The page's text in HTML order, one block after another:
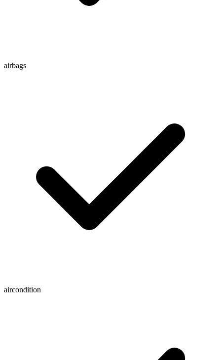
airbags
aircondition